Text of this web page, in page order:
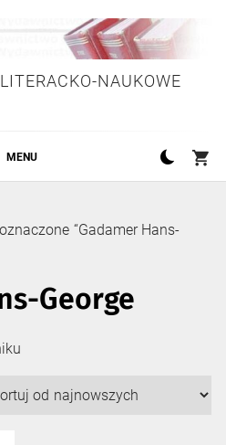
NAUKOWE
MENU
“Gadamer Hans-
George